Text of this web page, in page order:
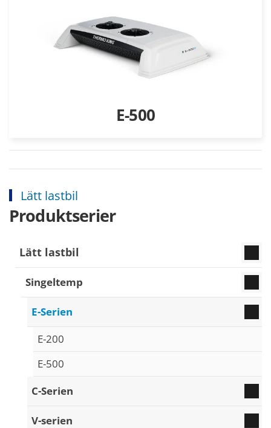
E-500
Lätt lastbil
Produktserier
Lätt lastbil
Singeltemp
E-Serien
E-200
E-500
C-Serien
V-serien